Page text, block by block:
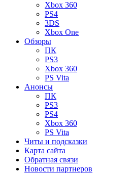
Xbox 360
PS4
3DS
Xbox One
Обзоры
ПК
PS3
Xbox 360
PS Vita
Анонсы
ПК
PS3
PS4
Xbox 360
PS Vita
Читы и подсказки
Карта сайта
Обратная связи
Новости партнеров